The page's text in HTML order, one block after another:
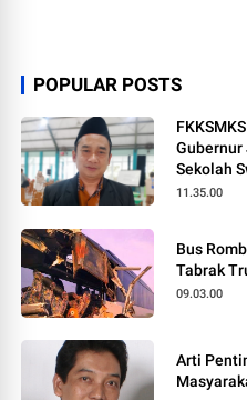
POPULAR POSTS
Sekolah
11.35.00
Bus
Tabrak
09.03.00
Arti Penting